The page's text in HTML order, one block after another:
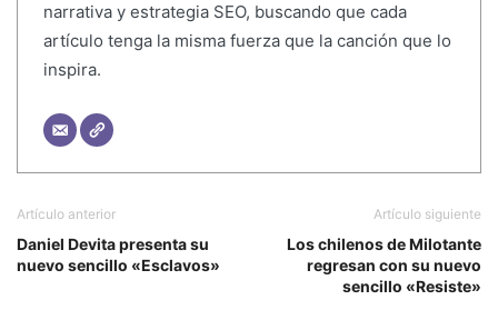
narrativa y estrategia SEO, buscando que cada
artículo tenga la misma fuerza que la canción que lo
inspira.
Artículo anterior
Daniel Devita presenta su
nuevo sencillo «Esclavos»
Artículo siguiente
Los chilenos de Milotante
regresan con su nuevo
sencillo «Resiste»